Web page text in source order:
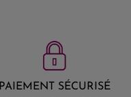
PAIEMENT SÉCURISÉ